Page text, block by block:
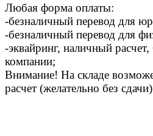
Любая форма оплаты:
-безналичный перевод для
-безналичный перевод для
-эквайринг, наличный
компании;
Внимание! На складе
расчет (желательно без